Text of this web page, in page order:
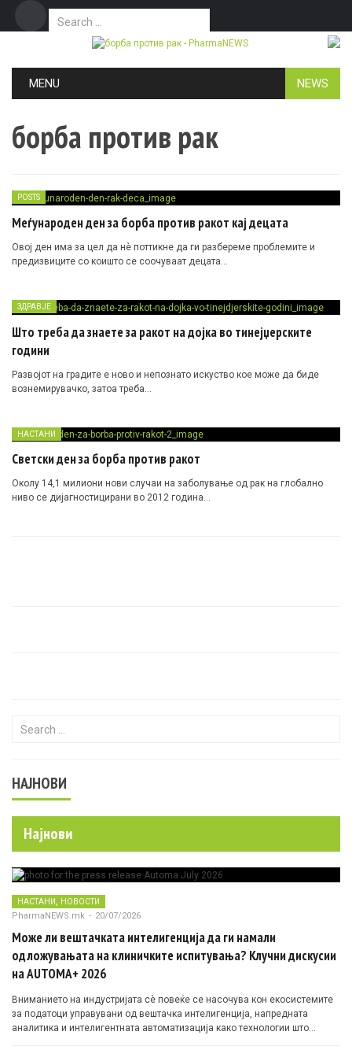
Search for:
MENU NEWS
борба против рак
POSTS
Меѓународен ден за борба против ракот кај децата
Овој ден има за цел да нè поттикне да ги разбереме проблемите и
предизвиците со коишто се соочуваат децата…
ЗДРАВЈЕ
Што треба да знаете за ракот на дојка во тинејџерските
години
Развојот на градите е ново и непознато искуство кое може да биде
вознемирувачко, затоа треба…
НАСТАНИ
Светски ден за борба против ракот
Околу 14,1 милиони нови случаи на заболување од рак на глобално
ниво се дијагностицирани во 2012 година…
Search for:
НАЈНОВИ
Најнови
НАСТАНИ, НОВОСТИ
PharmaNEWS.mk - 20/07/2026
Може ли вештачката интелигенција да ги намали
одложувањата на клиничките испитувања? Клучни дискусии
на AUTOMA+ 2026
Вниманието на индустријата сè повеќе се насочува кон екосистемите
за податоци управувани од вештачка интелигенција, напредната
аналитика и интелигентната автоматизација како технологии што